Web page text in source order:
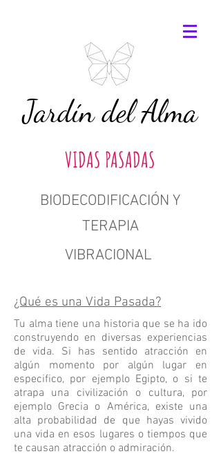
Jardín del Alma
VIDAS PASADAS
BIODECODIFICACIÓN Y
TERAPIA
VIBRACIONAL
¿Qué es una Vida Pasada?
Tu alma tiene una historia que se ha ido
construyendo en diversas experiencias
de vida. Si has sentido atracción en
algún momento por algún lugar en
especifico, por ejemplo Egipto, o si te
atrapa una civilización o cultura, por
ejemplo Grecia o América, existe una
alta probabilidad de que hayas vivido
una vida en esos lugares o tiempos que
te causan atracción o admiración.